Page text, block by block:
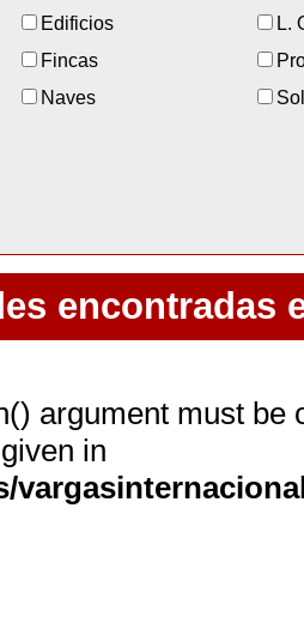
Edificios
L.
Fincas
Naves
encontradas
argument must be
in